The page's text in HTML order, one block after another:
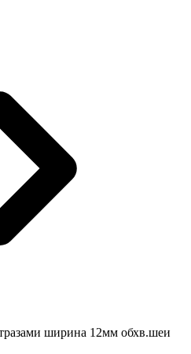
ширина 12мм обхв.шеи